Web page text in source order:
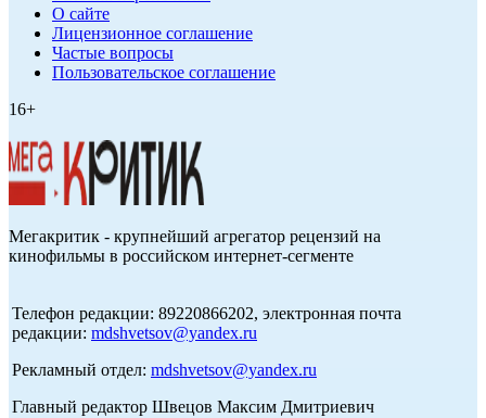
О сайте
Лицензионное соглашение
Частые вопросы
Пользовательское соглашение
16+
Мегакритик - крупнейший агрегатор рецензий на
кинофильмы в российском интернет-сегменте
Телефон редакции: 89220866202, электронная почта
редакции: mdshvetsov@yandex.ru
Рекламный отдел: mdshvetsov@yandex.ru
Главный редактор Швецов Максим Дмитриевич